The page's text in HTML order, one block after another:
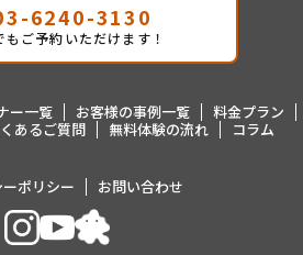
6240-3130
もご予約いただけます！
ー一覧 お客様の事例一覧
料金プラン
あるご質問 無料体験の流れ コラム
ポリシー お問い合わせ